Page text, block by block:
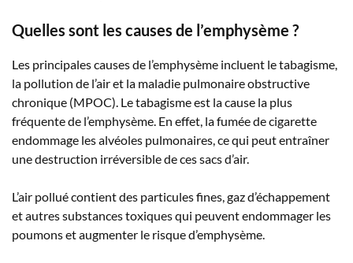
Quelles sont les causes de l’emphysème ?
Les principales causes de l’emphysème incluent le tabagisme,
la pollution de l’air et la maladie pulmonaire obstructive
chronique (MPOC). Le tabagisme est la cause la plus
fréquente de l’emphysème. En effet, la fumée de cigarette
endommage les alvéoles pulmonaires, ce qui peut entraîner
une destruction irréversible de ces sacs d’air.
L’air pollué contient des particules fines, gaz d’échappement
et autres substances toxiques qui peuvent endommager les
poumons et augmenter le risque d’emphysème.